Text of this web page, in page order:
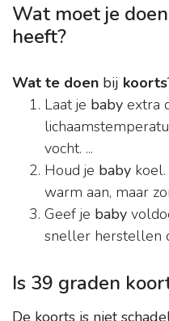
Wat moet je
heeft?
Wat te doen bij koorts
Laat je baby extra
vocht. ...
Houd je baby
warm aan, maar
Geef je baby
sneller herstellen
Is 39 graden
De koorts is niet